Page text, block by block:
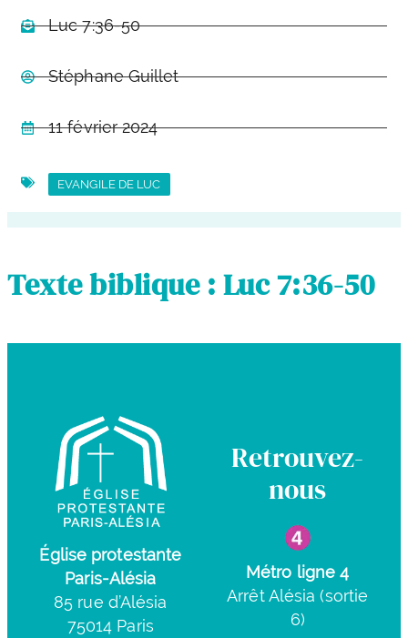
Luc 7:36-50
Stéphane Guillet
11 février 2024
EVANGILE DE LUC
Texte biblique : Luc 7:36-50
Église protestante
Paris-Alésia
85 rue d’Alésia
75014 Paris
Retrouvez-
nous
Métro ligne 4
Arrêt Alésia (sortie
6)